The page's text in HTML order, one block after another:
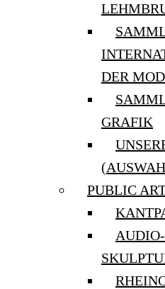
DER
GRAFIK
PUBLIC